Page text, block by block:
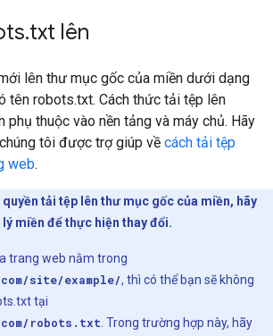
.txt lên
lên thư mục gốc của miền dưới dạng
tên robots.txt. Cách thức tải tệp lên
phụ thuộc vào nền tảng và máy chủ. Hãy
tôi được trợ giúp về cách tải tệp
web.
quyền tải tệp lên thư mục gốc của miền, hãy
lý miền để thực hiện thay đổi.
trang web nằm trong
site/example/, thì có thể bạn sẽ không
tại
robots.txt . Trong trường hợp này, hãy